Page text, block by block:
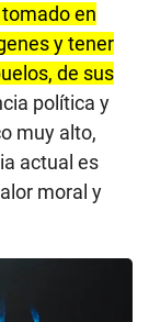
en
y tener
de sus
política y
muy alto,
actual es
moral y